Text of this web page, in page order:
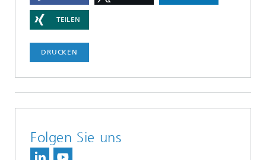
TEILEN
DRUCKEN
Folgen Sie uns